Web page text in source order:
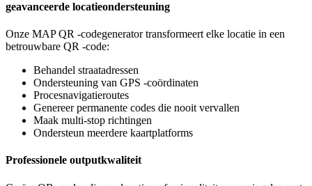
geavanceerde locatieondersteuning
Onze MAP QR -codegenerator transformeert elke locatie in een
betrouwbare QR -code:
Behandel straatadressen
Ondersteuning van GPS -coördinaten
Procesnavigatieroutes
Genereer permanente codes die nooit vervallen
Maak multi-stop richtingen
Ondersteun meerdere kaartplatforms
Professionele outputkwaliteit